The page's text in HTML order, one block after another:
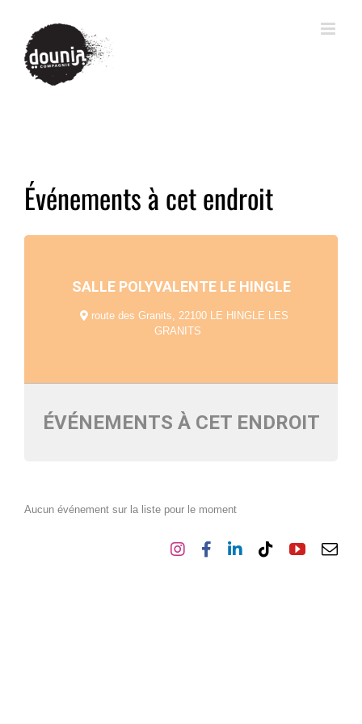
Événements à cet endroit
SALLE POLYVALENTE LE HINGLE
route des Granits, 22100 LE HINGLE LES
GRANITS
ÉVÉNEMENTS À CET ENDROIT
Aucun événement sur la liste pour le moment